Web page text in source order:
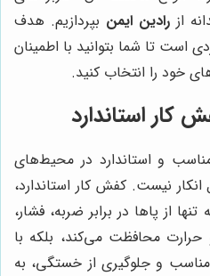
از رادین ایمن بپردازیم. هدف
است تا شما بتوانید با اطمینان
خود را انتخاب کنید.
کار استاندارد
و استاندارد در محیط‌های
نیست. کفش کار استاندارد،
از پاها در برابر ضربه، فشار،
محافظت می‌کند، بلکه با
مناسب و جلوگیری از خستگی، به